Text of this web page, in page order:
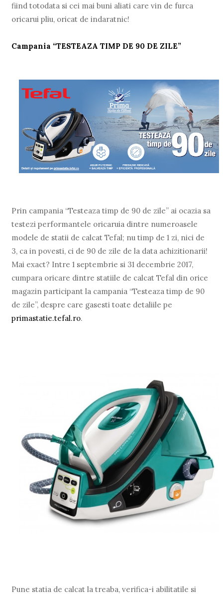
fiind totodata si cei mai buni aliati care vin de furca
oricarui pliu, oricat de indaratnic!
Campania “TESTEAZA TIMP DE 90 DE ZILE”
Prin campania “Testeaza timp de 90 de zile” ai ocazia sa
testezi performantele oricaruia dintre numeroasele
modele de statii de calcat Tefal; nu timp de 1 zi, nici de
3, ca in povesti, ci de 90 de zile de la data achizitionarii!
Mai exact? Intre 1 septembrie si 31 decembrie 2017,
cumpara oricare dintre statiile de calcat Tefal din orice
magazin participant la campania “Testeaza timp de 90
de zile”, despre care gasesti toate detaliile pe
primastatie.tefal.ro.
Pune statia de calcat la treaba, verifica-i abilitatile si